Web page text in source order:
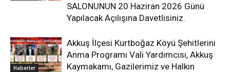
SALONUNUN 20 Haziran 2026 Günü
Yapılacak Açılışına Davetlisiniz.
Haberler
Akkuş İlçesi Kurtboğaz Köyü Şehitlerini
Anma Programı Vali Yardımcısı, Akkuş
Kaymakamı, Gazilerimiz ve Halkın